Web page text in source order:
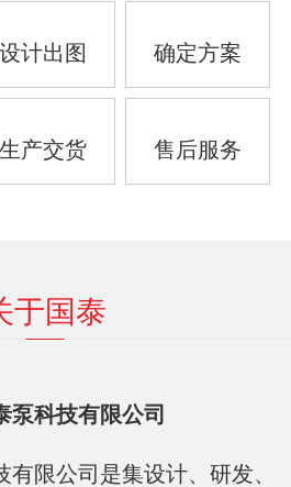
设计出图 确定方案
生产交货 售后服务
于国泰
泵科技有限公司
限公司是集设计、研发、